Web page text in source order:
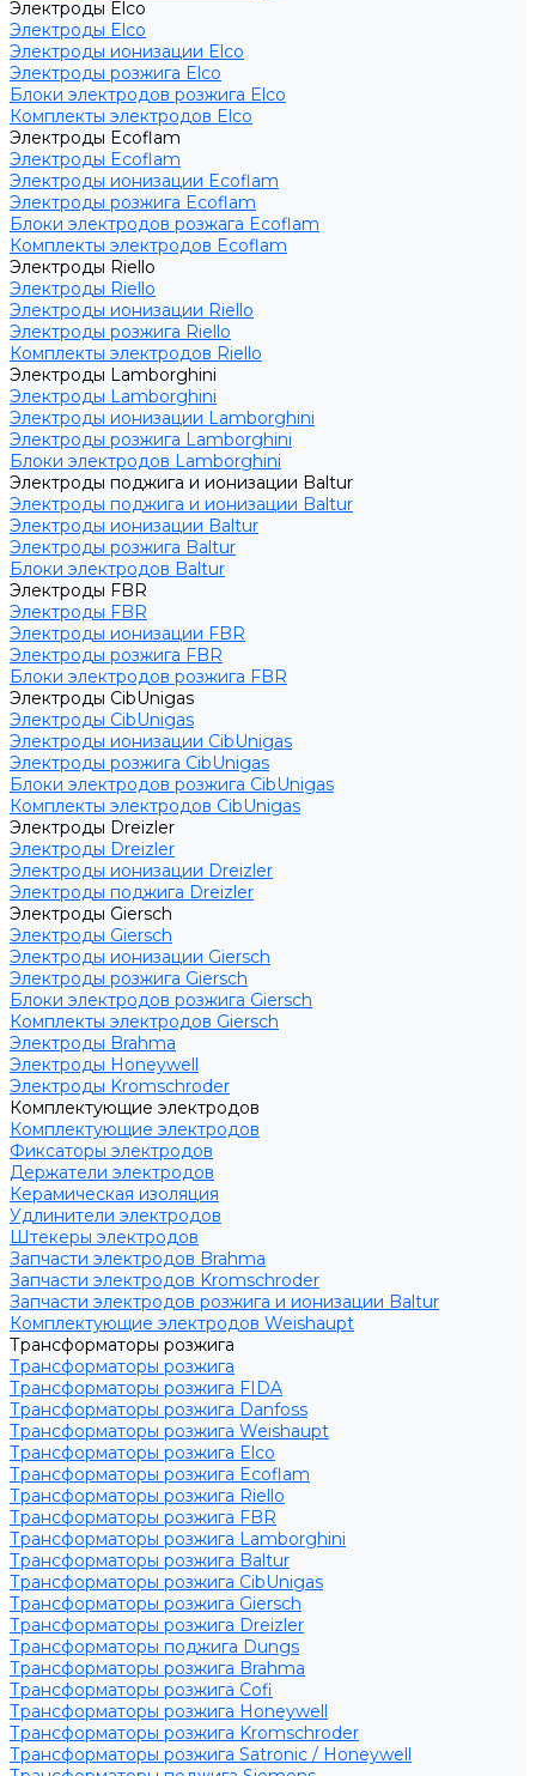
Электроды Elco
Электроды Elco
Электроды ионизации Elco
Электроды розжига Elco
Блоки электродов розжига Elco
Комплекты электродов Elco
Электроды Ecoflam
Электроды Ecoflam
Электроды ионизации Ecoflam
Электроды розжига Ecoflam
Блоки электродов розжага Ecoflam
Комплекты электродов Ecoflam
Электроды Riello
Электроды Riello
Электроды ионизации Riello
Электроды розжига Riello
Комплекты электродов Riello
Электроды Lamborghini
Электроды Lamborghini
Электроды ионизации Lamborghini
Электроды розжига Lamborghini
Блоки электродов Lamborghini
Электроды поджига и ионизации Baltur
Электроды поджига и ионизации Baltur
Электроды ионизации Baltur
Электроды розжига Baltur
Блоки электродов Baltur
Электроды FBR
Электроды FBR
Электроды ионизации FBR
Электроды розжига FBR
Блоки электродов розжига FBR
Электроды CibUnigas
Электроды CibUnigas
Электроды ионизации CibUnigas
Электроды розжига CibUnigas
Блоки электродов розжига CibUnigas
Комплекты электродов CibUnigas
Электроды Dreizler
Электроды Dreizler
Электроды ионизации Dreizler
Электроды поджига Dreizler
Электроды Giersch
Электроды Giersch
Электроды ионизации Giersch
Электроды розжига Giersch
Блоки электродов розжига Giersch
Комплекты электродов Giersch
Электроды Brahma
Электроды Honeywell
Электроды Kromschroder
Комплектующие электродов
Комплектующие электродов
Фиксаторы электродов
Держатели электродов
Керамическая изоляция
Удлинители электродов
Штекеры электродов
Запчасти электродов Brahma
Запчасти электродов Kromschroder
Запчасти электродов розжига и ионизации Baltur
Комплектующие электродов Weishaupt
Трансформаторы розжига
Трансформаторы розжига
Трансформаторы розжига FIDA
Трансформаторы розжига Danfoss
Трансформаторы розжига Weishaupt
Трансформаторы розжига Elco
Трансформаторы розжига Ecoflam
Трансформаторы розжига Riello
Трансформаторы розжига FBR
Трансформаторы розжига Lamborghini
Трансформаторы розжига Baltur
Трансформаторы розжига CibUnigas
Трансформаторы розжига Giersch
Трансформаторы розжига Dreizler
Трансформаторы поджига Dungs
Трансформаторы розжига Brahma
Трансформаторы розжига Cofi
Трансформаторы розжига Honeywell
Трансформаторы розжига Kromschroder
Трансформаторы розжига Satronic / Honeywell